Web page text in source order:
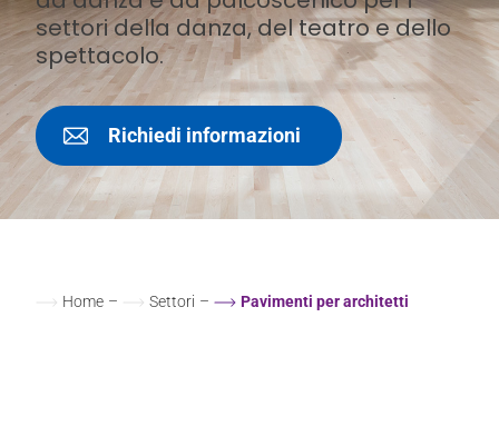
settori della danza, del teatro e dello
spettacolo.
Richiedi informazioni
Home – Settori – Pavimenti per architetti